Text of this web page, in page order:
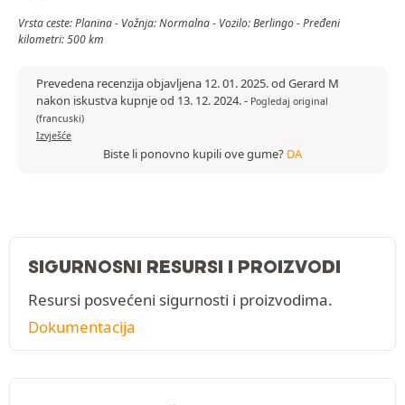
Vrsta ceste: Planina - Vožnja: Normalna - Vozilo: Berlingo - Pređeni
kilometri: 500 km
Prevedena recenzija objavljena 12. 01. 2025. od Gerard M
nakon iskustva kupnje od 13. 12. 2024.- Pogledaj original
(francuski)
Izvješće
Biste li ponovno kupili ove gume? DA
SIGURNOSNI RESURSI I PROIZVODI
Resursi posvećeni sigurnosti i proizvodima.
Dokumentacija